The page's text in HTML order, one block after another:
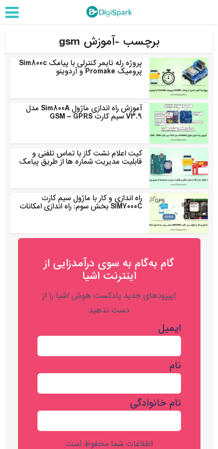
برچسب -آموزش gsm
پروژه رله تایمر کنترلی با پیامک Sim800c
پرومیک Promake و آردوینو
آموزش راه اندازی ماژول Sim800A مدل
V3.9 سیم کارت GSM – GPRS
کیت اعلام نشت گاز با تماس تلفنی و
قابلیت مدیریت شماره ها از طریق پیامک
راه اندازی و کار با ماژول سیم کارت
SIM7000C بخش سوم: راه اندازی امکانات
گام به‌گام به‌ سوی درآمدزایی از
اینترنت اشیا
اپیزودهای جدید پادکست هوش اشیا را از
دست ندهید
ایمیل
نام
نام خانوادگی
اطلاعات شما محفوظ است